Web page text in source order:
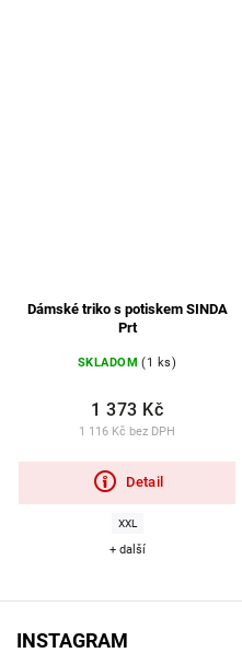
Dámské triko s potiskem SINDA
Prt
SKLADOM (1 ks)
1 116 Kč bez DPH
1 373 Kč
Detail
XXL
+ další
INSTAGRAM